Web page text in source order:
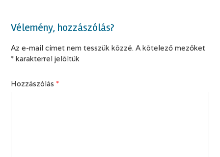
Vélemény, hozzászólás?
Az e-mail címet nem tesszük közzé. A kötelező mezőket
* karakterrel jelöltük
Hozzászólás *